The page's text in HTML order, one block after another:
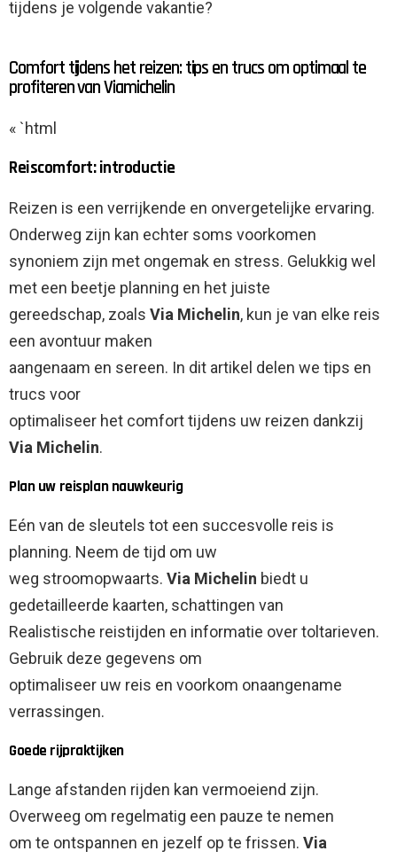
tijdens je volgende vakantie?
Comfort tijdens het reizen: tips en trucs om optimaal te
profiteren van Viamichelin
« `html
Reiscomfort: introductie
Reizen is een verrijkende en onvergetelijke ervaring.
Onderweg zijn kan echter soms voorkomen
synoniem zijn met ongemak en stress. Gelukkig wel
met een beetje planning en het juiste
gereedschap, zoals Via Michelin, kun je van elke reis
een avontuur maken
aangenaam en sereen. In dit artikel delen we tips en
trucs voor
optimaliseer het comfort tijdens uw reizen dankzij
Via Michelin.
Plan uw reisplan nauwkeurig
Eén van de sleutels tot een succesvolle reis is
planning. Neem de tijd om uw
weg stroomopwaarts. Via Michelin biedt u
gedetailleerde kaarten, schattingen van
Realistische reistijden en informatie over toltarieven.
Gebruik deze gegevens om
optimaliseer uw reis en voorkom onaangename
verrassingen.
Goede rijpraktijken
Lange afstanden rijden kan vermoeiend zijn.
Overweeg om regelmatig een pauze te nemen
om te ontspannen en jezelf op te frissen. Via